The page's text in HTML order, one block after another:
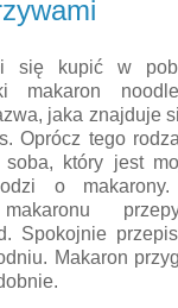
się kupić w
makaron
jaka znajduje
Oprócz tego
soba, który jest
o makarony.
makaronu
Spokojnie
Makaron